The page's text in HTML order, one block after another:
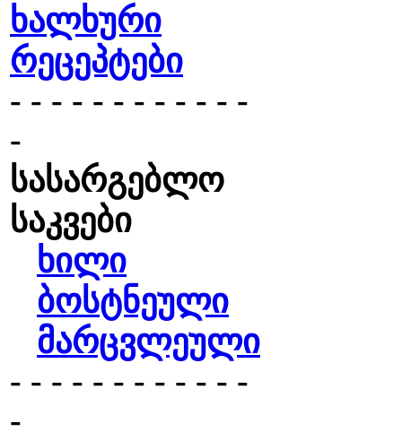
ხალხური
რეცეპტები
- - - - - - - - - - - -
-
სასარგებლო
საკვები
ხილი
ბოსტნეული
მარცვლეული
- - - - - - - - - - - -
-